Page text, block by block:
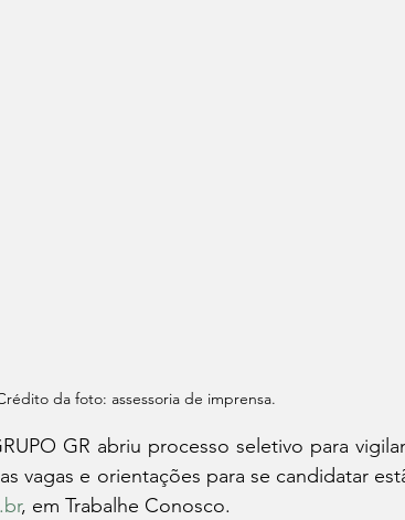
da foto: assessoria de imprensa.
GR abriu processo seletivo para
vagas e orientações para se candidatar
, em Trabalhe Conosco.